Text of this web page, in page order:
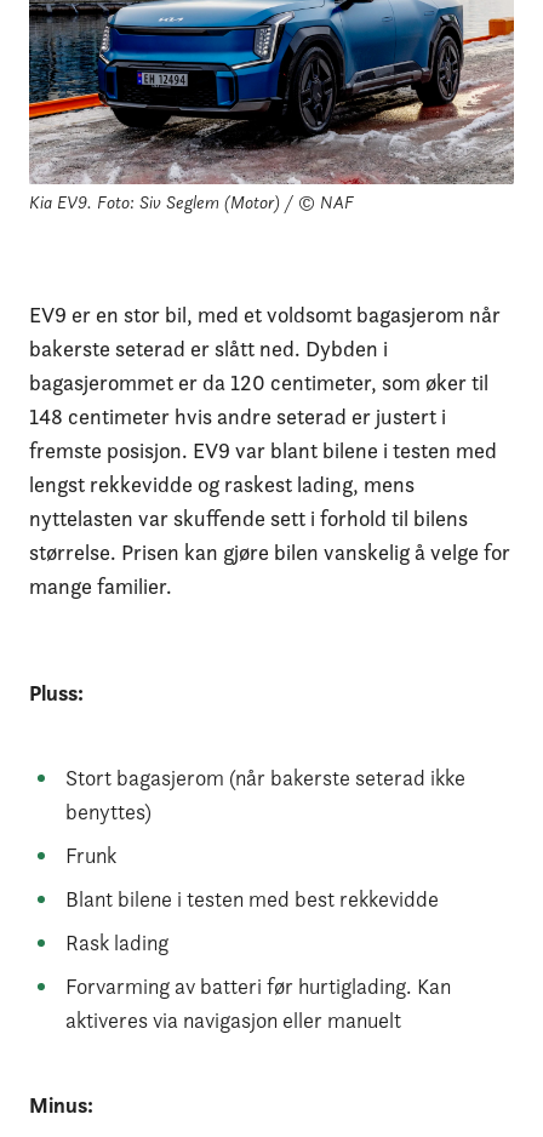
Kia EV9. Foto: Siv Seglem (Motor) / © NAF
EV9 er en stor bil, med et voldsomt bagasjerom når
bakerste seterad er slått ned. Dybden i
bagasjerommet er da 120 centimeter, som øker til
148 centimeter hvis andre seterad er justert i
fremste posisjon. EV9 var blant bilene i testen med
lengst rekkevidde og raskest lading, mens
nyttelasten var skuffende sett i forhold til bilens
størrelse. Prisen kan gjøre bilen vanskelig å velge for
mange familier.
Pluss:
Stort bagasjerom (når bakerste seterad ikke
benyttes)
Frunk
Blant bilene i testen med best rekkevidde
Rask lading
Forvarming av batteri før hurtiglading. Kan
aktiveres via navigasjon eller manuelt
Minus: